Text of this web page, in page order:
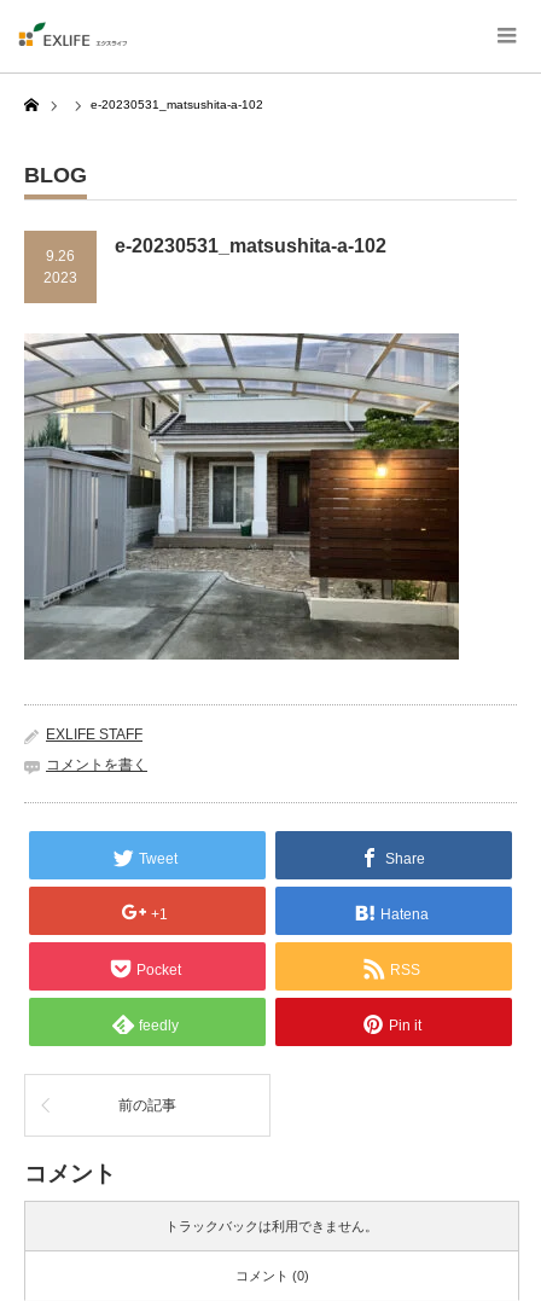
Home
e-20230531_matsushita-a-102
BLOG
9.26
2023
e-20230531_matsushita-a-102
EXLIFE STAFF
コメントを書く
Tweet Share
+1 Hatena
Pocket RSS
feedly Pin it
前の記事
コメント
トラックバックは利用できません。
コメント (0)